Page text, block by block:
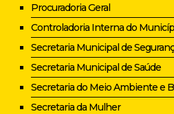
Procuradoria Geral
Controladoria Interna do
Secretaria Municipal de
Secretaria Municipal de Saúde
Secretaria do Meio Ambiente e
Secretaria da Mulher